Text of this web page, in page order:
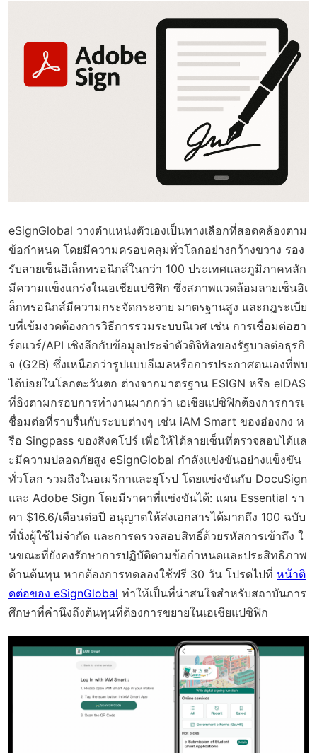
eSignGlobal วางตำแหน่งตัวเองเป็นทางเลือกที่สอดคล้องตาม
ข้อกำหนด โดยมีความครอบคลุมทั่วโลกอย่างกว้างขวาง รอง
รับลายเซ็นอิเล็กทรอนิกส์ในกว่า 100 ประเทศและภูมิภาคหลัก
มีความแข็งแกร่งในเอเชียแปซิฟิก ซึ่งสภาพแวดล้อมลายเซ็นอิเ
ล็กทรอนิกส์มีความกระจัดกระจาย มาตรฐานสูง และกฎระเบีย
บที่เข้มงวดต้องการวิธีการรวมระบบนิเวศ เช่น การเชื่อมต่อฮา
ร์ดแวร์/API เชิงลึกกับข้อมูลประจำตัวดิจิทัลของรัฐบาลต่อธุรกิ
จ (G2B) ซึ่งเหนือกว่ารูปแบบอีเมลหรือการประกาศตนเองที่พบ
ได้บ่อยในโลกตะวันตก ต่างจากมาตรฐาน ESIGN หรือ eIDAS
ที่อิงตามกรอบการทำงานมากกว่า เอเชียแปซิฟิกต้องการการเ
ชื่อมต่อที่ราบรื่นกับระบบต่างๆ เช่น iAM Smart ของฮ่องกง ห
รือ Singpass ของสิงคโปร์ เพื่อให้ได้ลายเซ็นที่ตรวจสอบได้แล
ะมีความปลอดภัยสูง eSignGlobal กำลังแข่งขันอย่างแข็งขัน
ทั่วโลก รวมถึงในอเมริกาและยุโรป โดยแข่งขันกับ DocuSign
และ Adobe Sign โดยมีราคาที่แข่งขันได้: แผน Essential รา
คา $16.6/เดือนต่อปี อนุญาตให้ส่งเอกสารได้มากถึง 100 ฉบับ
ที่นั่งผู้ใช้ไม่จำกัด และการตรวจสอบสิทธิ์ด้วยรหัสการเข้าถึง ใ
นขณะที่ยังคงรักษาการปฏิบัติตามข้อกำหนดและประสิทธิภาพ
ด้านต้นทุน หากต้องการทดลองใช้ฟรี 30 วัน โปรดไปที่ หน้าติ
ดต่อของ eSignGlobal ทำให้เป็นที่น่าสนใจสำหรับสถาบันการ
ศึกษาที่คำนึงถึงต้นทุนที่ต้องการขยายในเอเชียแปซิฟิก